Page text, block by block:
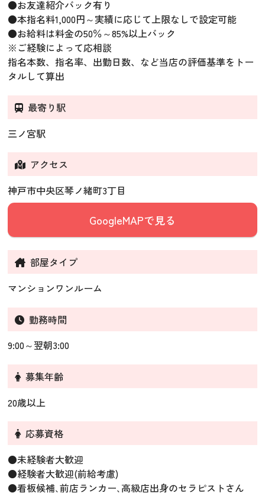
●お友達紹介バック有り
●本指名料1,000円～実績に応じて上限なしで設定可能
●お給料は料金の50％～85%以上バック
※ご経験によって応相談
指名本数、指名率、出勤日数、など当店の評価基準をトー
タルして算出
最寄り駅
三ノ宮駅
アクセス
神戸市中央区琴ノ緒町3丁目
GoogleMAPで見る
部屋タイプ
マンションワンルーム
勤務時間
9:00～翌朝3:00
募集年齢
20歳以上
応募資格
●未経験者大歓迎
●経験者大歓迎(前給考慮)
●看板候補､前店ランカー､高級店出身のセラピストさん